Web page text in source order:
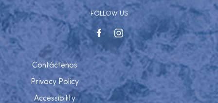
FOLLOW US
facebookinstagram
Contáctenos
Privacy Policy
Accessibility